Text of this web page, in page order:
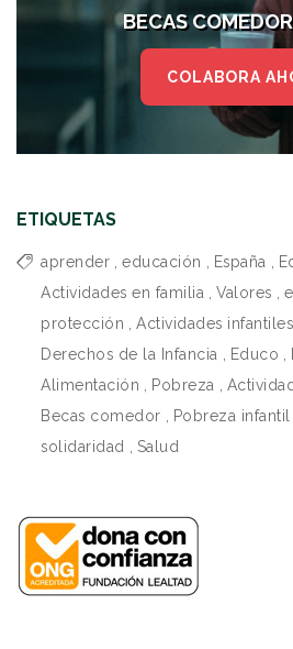
BECAS
COLABORA
ETIQUETAS
aprender educación España
Actividades en familia
Valores
protección
Actividades infantiles
Derechos de la Infancia
Educo
Alimentación
Pobreza
Becas comedor
Pobreza infantil
solidaridad
Salud